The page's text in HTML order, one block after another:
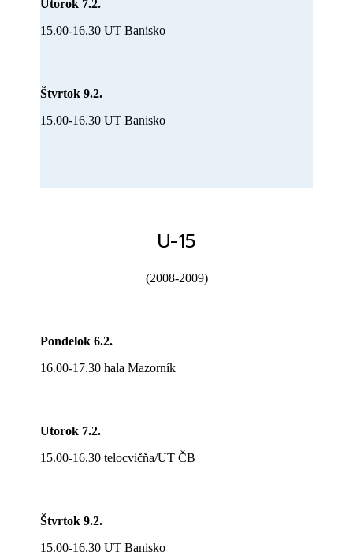
Utorok 7.2.
15.00-16.30 UT Banisko
Štvrtok 9.2.
15.00-16.30 UT Banisko
U-15
(2008-2009)
Pondelok 6.2.
16.00-17.30 hala Mazorník
Utorok 7.2.
15.00-16.30 telocvičňa/UT ČB
Štvrtok 9.2.
15.00-16.30 UT Banisko